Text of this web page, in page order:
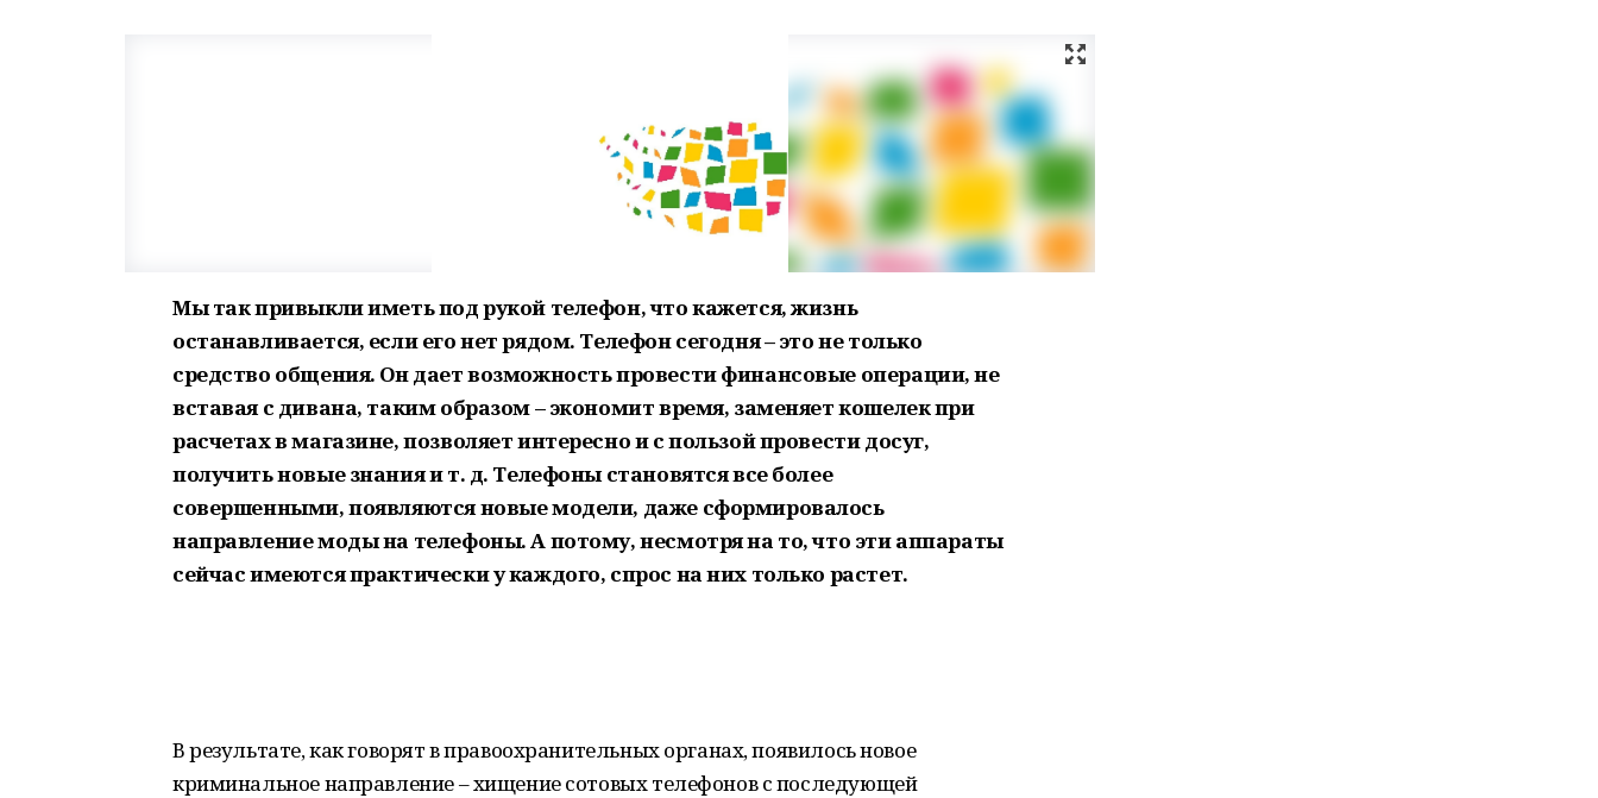
Мы так привыкли иметь под рукой телефон, что кажется, жизнь
останавливается, если его нет рядом. Телефон сегодня – это не только
средство общения. Он дает возможность провести финансовые операции, не
вставая с дивана, таким образом – экономит время, заменяет кошелек при
расчетах в магазине, позволяет интересно и с пользой провести досуг,
получить новые знания и т. д. Телефоны становятся все более
совершенными, появляются новые модели, даже сформировалось
направление моды на телефоны. А потому, несмотря на то, что эти аппараты
сейчас имеются практически у каждого, спрос на них только растет.
В результате, как говорят в правоохранительных органах, появилось новое
криминальное направление – хищение сотовых телефонов с последующей